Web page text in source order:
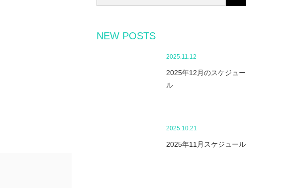
NEW POSTS
2025.11.12
2025年12月のスケジュー
ル
2025.10.21
2025年11月スケジュール